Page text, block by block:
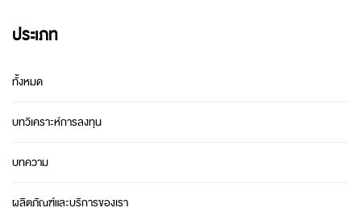
ประเภท
ทั้งหมด
บทวิเคราะห์การลงทุน
บทความ
ผลิตภัณฑ์และบริการของเรา